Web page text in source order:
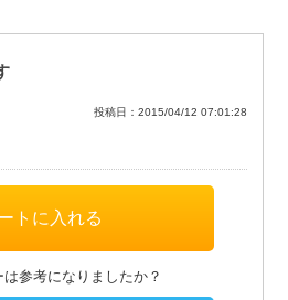
投稿日：2015/04/12 07:01:28
は参考になりましたか？